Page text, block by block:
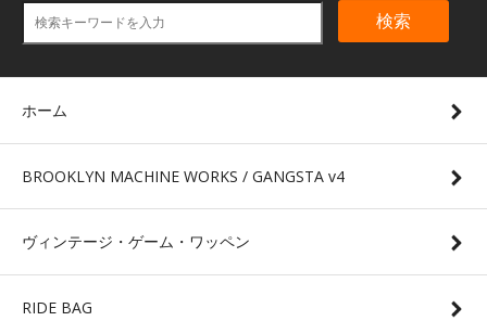
検索
ホーム
BROOKLYN MACHINE WORKS / GANGSTA v4
ヴィンテージ・ゲーム・ワッペン
RIDE BAG